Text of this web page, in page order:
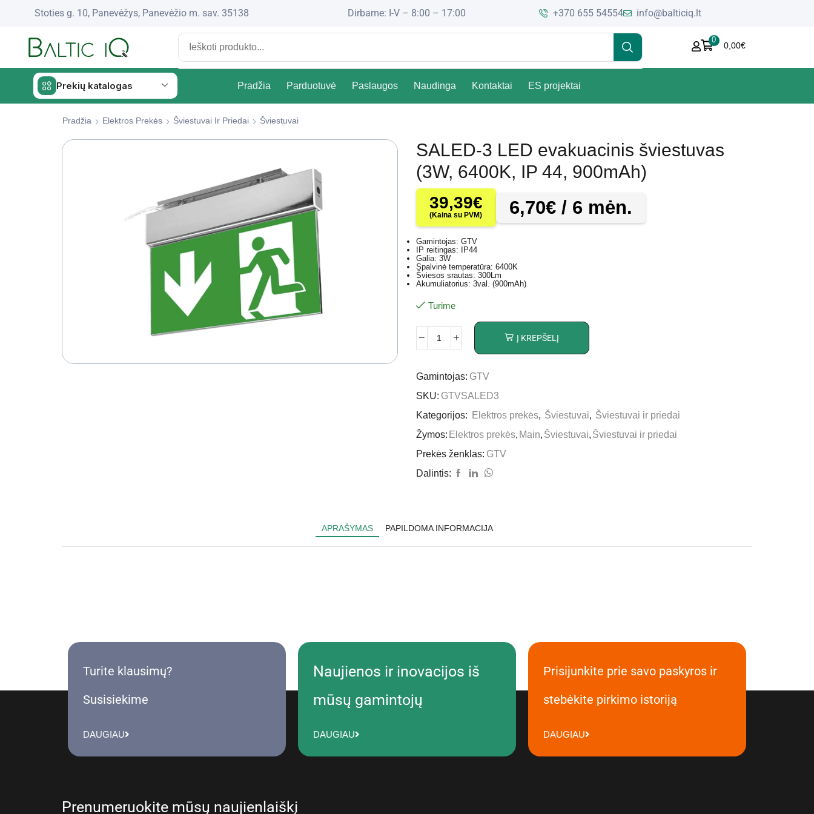
Stoties g. 10, Panevėžys, Panevėžio m. sav. 35138 Dirbame: I-V – 8:00 – 17:00 +370 655 54554 info@balticiq.lt
0
0,00€
Prekių katalogas Pradžia Parduotuvė Paslaugos Naudinga Kontaktai ES projektai
Pradžia Elektros Prekės Šviestuvai Ir Priedai Šviestuvai
SALED-3 LED evakuacinis šviestuvas
(3W, 6400K, IP 44, 900mAh)
39,39€
(Kaina su PVM) 6,70€ / 6 mėn.
Gamintojas: GTV
IP reitingas: IP44
Galia: 3W
Spalvinė temperatūra: 6400K
Šviesos srautas: 300Lm
Akumuliatorius: 3val. (900mAh)
Turime
Į KREPŠELĮ
Gamintojas: GTV
SKU: GTVSALED3
Kategorijos:
Elektros prekės, Šviestuvai, Šviestuvai ir priedai
Žymos: Elektros prekės, Main, Šviestuvai, Šviestuvai ir priedai
Prekės ženklas: GTV
Dalintis:
APRAŠYMAS PAPILDOMA INFORMACIJA
Turite klausimų?
Susisiekime
DAUGIAU
Naujienos ir inovacijos iš
mūsų gamintojų
DAUGIAU
Prisijunkite prie savo paskyros ir
stebėkite pirkimo istoriją
DAUGIAU
Prenumeruokite mūsų naujienlaiškį